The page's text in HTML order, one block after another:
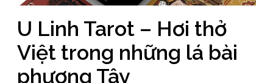
U Linh Tarot – Hơi thở
Việt trong những lá bài
phương Tây